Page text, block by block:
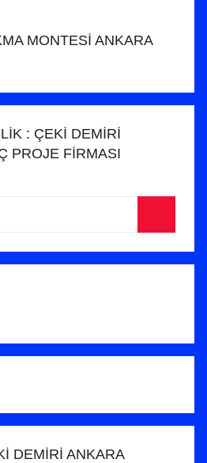
MONTESİ ANKARA
: ÇEKİ DEMİRİ
PROJE FİRMASI
DEMİRİ ANKARA